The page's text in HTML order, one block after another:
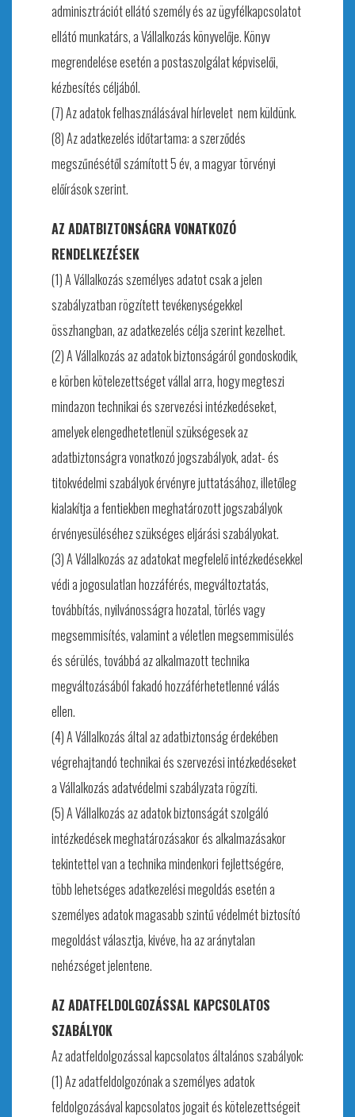
adminisztrációt ellátó személy és az ügyfélkapcsolatot
ellátó munkatárs, a Vállalkozás könyvelője. Könyv
megrendelése esetén a postaszolgálat képviselői,
kézbesítés céljából.
(7) Az adatok felhasználásával hírlevelet nem küldünk.
(8) Az adatkezelés időtartama: a szerződés
megszűnésétől számított 5 év, a magyar törvényi
előírások szerint.
AZ ADATBIZTONSÁGRA VONATKOZÓ
RENDELKEZÉSEK
(1) A Vállalkozás személyes adatot csak a jelen
szabályzatban rögzített tevékenységekkel
összhangban, az adatkezelés célja szerint kezelhet.
(2) A Vállalkozás az adatok biztonságáról gondoskodik,
e körben kötelezettséget vállal arra, hogy megteszi
mindazon technikai és szervezési intézkedéseket,
amelyek elengedhetetlenül szükségesek az
adatbiztonságra vonatkozó jogszabályok, adat- és
titokvédelmi szabályok érvényre juttatásához, illetőleg
kialakítja a fentiekben meghatározott jogszabályok
érvényesüléséhez szükséges eljárási szabályokat.
(3) A Vállalkozás az adatokat megfelelő intézkedésekkel
védi a jogosulatlan hozzáférés, megváltoztatás,
továbbítás, nyilvánosságra hozatal, törlés vagy
megsemmisítés, valamint a véletlen megsemmisülés
és sérülés, továbbá az alkalmazott technika
megváltozásából fakadó hozzáférhetetlenné válás
ellen.
(4) A Vállalkozás által az adatbiztonság érdekében
végrehajtandó technikai és szervezési intézkedéseket
a Vállalkozás adatvédelmi szabályzata rögzíti.
(5) A Vállalkozás az adatok biztonságát szolgáló
intézkedések meghatározásakor és alkalmazásakor
tekintettel van a technika mindenkori fejlettségére,
több lehetséges adatkezelési megoldás esetén a
személyes adatok magasabb szintű védelmét biztosító
megoldást választja, kivéve, ha az aránytalan
nehézséget jelentene.
AZ ADATFELDOLGOZÁSSAL KAPCSOLATOS
SZABÁLYOK
Az adatfeldolgozással kapcsolatos általános szabályok:
(1) Az adatfeldolgozónak a személyes adatok
feldolgozásával kapcsolatos jogait és kötelezettségeit